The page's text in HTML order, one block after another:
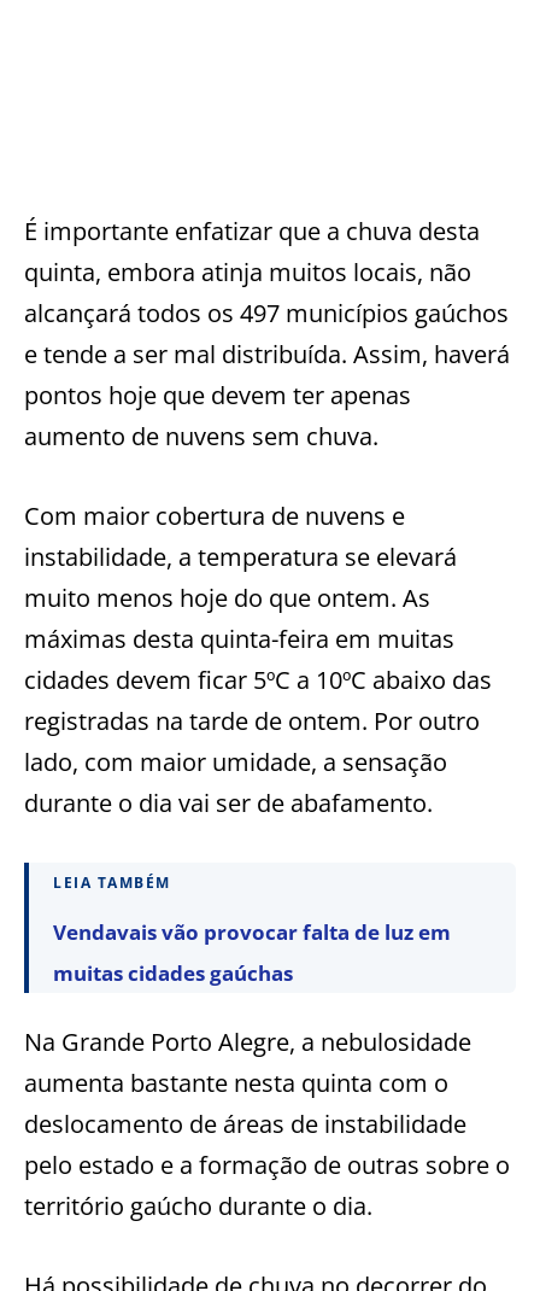
É importante enfatizar que a chuva desta
quinta, embora atinja muitos locais, não
alcançará todos os 497 municípios gaúchos
e tende a ser mal distribuída. Assim, haverá
pontos hoje que devem ter apenas
aumento de nuvens sem chuva.
Com maior cobertura de nuvens e
instabilidade, a temperatura se elevará
muito menos hoje do que ontem. As
máximas desta quinta-feira em muitas
cidades devem ficar 5ºC a 10ºC abaixo das
registradas na tarde de ontem. Por outro
lado, com maior umidade, a sensação
durante o dia vai ser de abafamento.
LEIA TAMBÉM
Vendavais vão provocar falta de luz em
muitas cidades gaúchas
Na Grande Porto Alegre, a nebulosidade
aumenta bastante nesta quinta com o
deslocamento de áreas de instabilidade
pelo estado e a formação de outras sobre o
território gaúcho durante o dia.